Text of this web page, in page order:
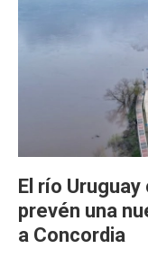
El río
prevén una
a Concordia